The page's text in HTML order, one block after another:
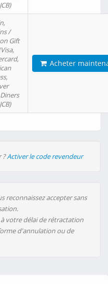
/
Gift
Acheter
?Activer le code revendeur
reconnaissez accepter sans
votre délai de rétractation
d'annulation ou de